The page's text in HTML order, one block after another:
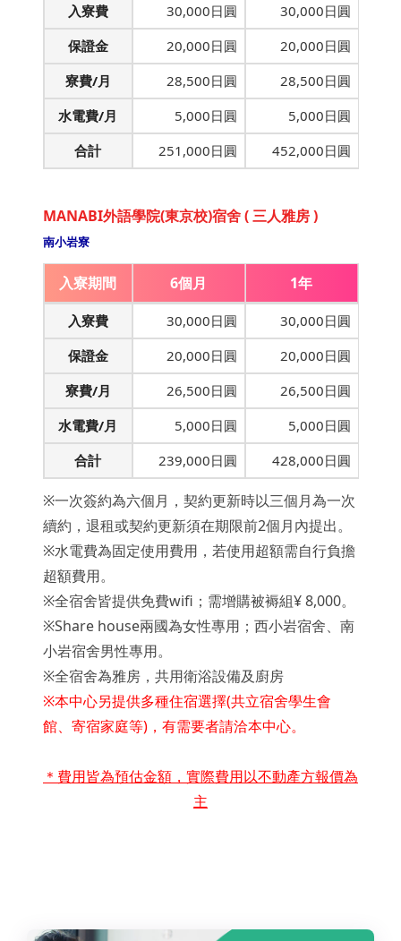
入寮費 30,000日圓
30,000日圓
保證金
20,000日圓
20,000日圓
寮費/月
28,500日圓
28,500日圓
水電費/月
5,000日圓
5,000日圓
合計
251,000日圓 452,000日圓
MANABI外語學院(東京校)宿舍 ( 三人雅房 )
南小岩寮
入寮期間 6個月 1年
入寮費 30,000日圓
30,000日圓
保證金
20,000日圓
20,000日圓
寮費/月
26,500日圓
26,500日圓
水電費/月
5,000日圓
5,000日圓
合計
239,000日圓 428,000日圓
※一次簽約為六個月，契約更新時以三個月為一次
續約，退租或契約更新須在期限前2個月內提出。
※水電費為固定使用費用，若使用超額需自行負擔
超額費用。
※全宿舍皆提供免費wifi；需增購被褥組¥ 8,000。
※Share house兩國為女性專用；西小岩宿舍、南
小岩宿舍男性專用。
※全宿舍為雅房，共用衛浴設備及廚房
※本中心另提供多種住宿選擇(共立宿舍學生會
館、寄宿家庭等)，有需要者請洽本中心。
＊費用皆為預估金額，實際費用以不動產方報價為
主